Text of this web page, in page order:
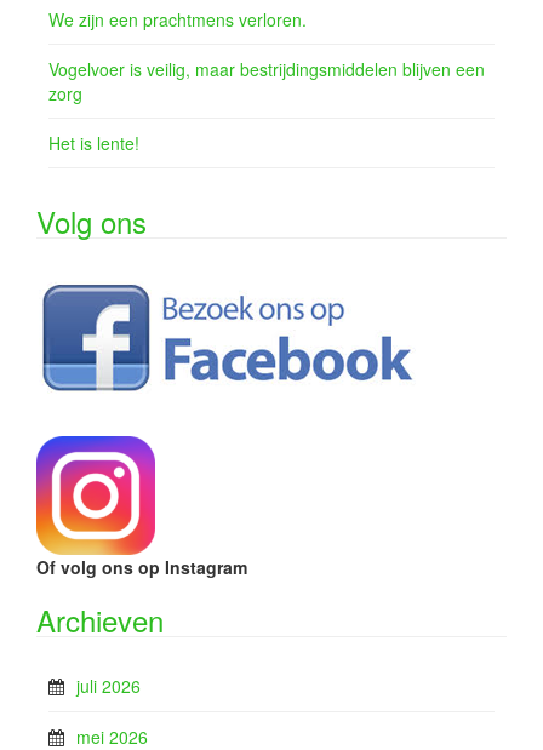
We zijn een prachtmens verloren.
Vogelvoer is veilig, maar bestrijdingsmiddelen blijven een
zorg
Het is lente!
Volg ons
Of volg ons op Instagram
Archieven
juli 2026
mei 2026